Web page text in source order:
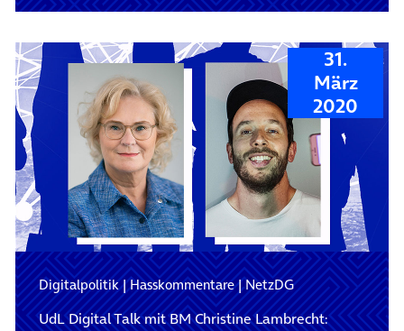
31.
März
2020
Digitalpolitik|Hasskommentare|NetzDG
UdL Digital Talk mit BM Christine Lambrecht: